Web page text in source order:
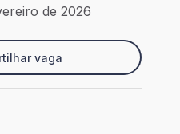
de 2026
vaga